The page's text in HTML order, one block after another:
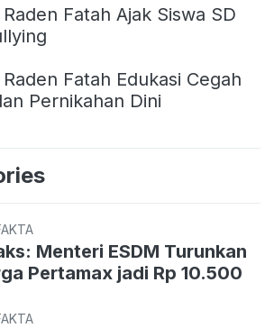
Fatah Ajak Siswa SD
Fatah Edukasi Cegah
Pernikahan Dini
Menteri ESDM Turunkan
Pertamax jadi Rp 10.500